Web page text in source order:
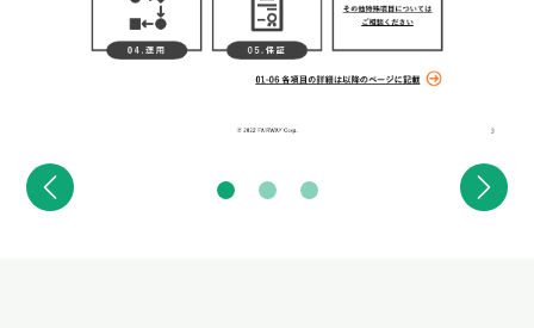
お問い合わせ
Previous Next